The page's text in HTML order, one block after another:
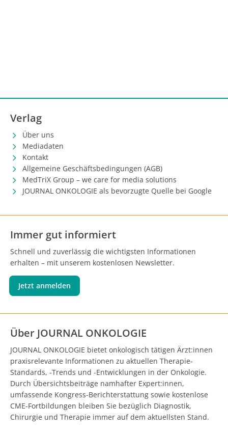
Verlag
Über uns
Mediadaten
Kontakt
Allgemeine Geschäftsbedingungen (AGB)
MedTriX Group – we care for media solutions
JOURNAL ONKOLOGIE als bevorzugte Quelle bei Google
Immer gut informiert
Schnell und zuverlässig die wichtigsten Informationen
erhalten – mit unserem kostenlosen Newsletter.
Jetzt anmelden
Über JOURNAL ONKOLOGIE
JOURNAL ONKOLOGIE bietet onkologisch tätigen Ärzt:innen
praxisrelevante Informationen zu aktuellen Therapie-
Standards, -Trends und -Entwicklungen in der Onkologie.
Durch Übersichtsbeiträge namhafter Expert:innen,
umfassende Kongress-Berichterstattung sowie kostenlose
CME-Fortbildungen bleiben Sie bezüglich Diagnostik,
Chirurgie und Therapie immer auf dem aktuellsten Stand.